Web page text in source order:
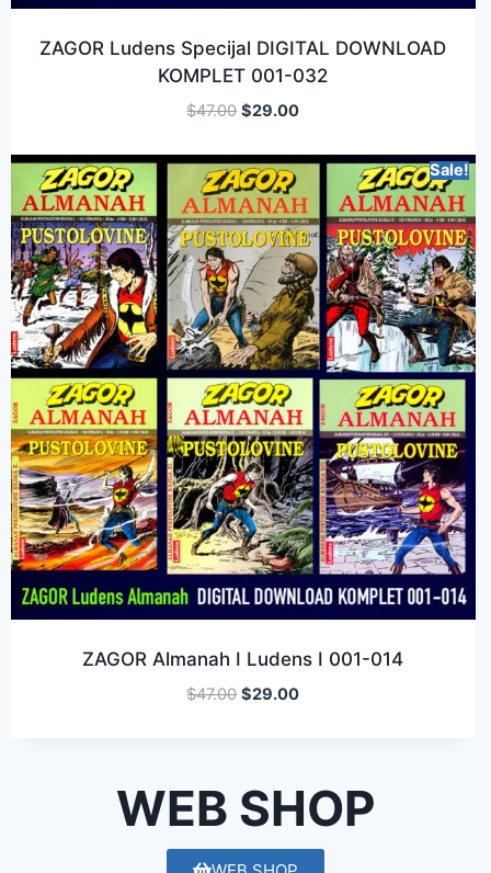
WEB SHOP
ZAGOR Ludens Specijal DIGITAL DOWNLOAD
KOMPLET 001-032
$47.00 $29.00
Sale!
ZAGOR Almanah I Ludens I 001-014
$47.00 $29.00